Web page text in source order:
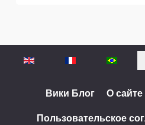
Выберите язык
Вики Блог О сайте
Пользовательское